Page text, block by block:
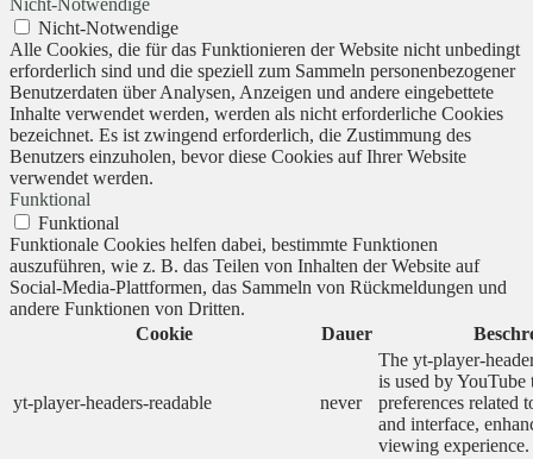
Nicht-Notwendige
Alle Cookies, die für das Funktionieren der Website nicht unbedingt
erforderlich sind und die speziell zum Sammeln personenbezogener
Benutzerdaten über Analysen, Anzeigen und andere eingebettete
Inhalte verwendet werden, werden als nicht erforderliche Cookies
bezeichnet. Es ist zwingend erforderlich, die Zustimmung des
Benutzers einzuholen, bevor diese Cookies auf Ihrer Website
verwendet werden.
Funktional
Funktional
Funktionale Cookies helfen dabei, bestimmte Funktionen
auszuführen, wie z. B. das Teilen von Inhalten der Website auf
Social-Media-Plattformen, das Sammeln von Rückmeldungen und
andere Funktionen von Dritten.
Cookie
Dauer
yt-player-headers-readable never
The yt-player-
is used by YouTube
preferences related
and interface,
viewing experience.